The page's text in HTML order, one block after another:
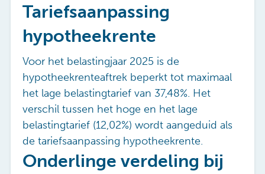
Tariefsaanpassing
hypotheekrente
Voor het belastingjaar 2025 is de
hypotheekrenteaftrek beperkt tot maximaal
het lage belastingtarief van 37,48%. Het
verschil tussen het hoge en het lage
belastingtarief (12,02%) wordt aangeduid als
de tariefsaanpassing hypotheekrente.
Onderlinge verdeling bij